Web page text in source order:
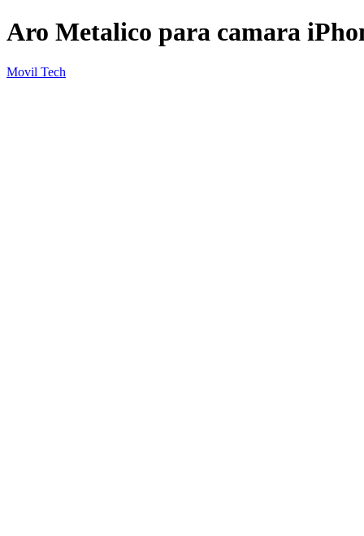
Aro Metalico para camara
Movil Tech